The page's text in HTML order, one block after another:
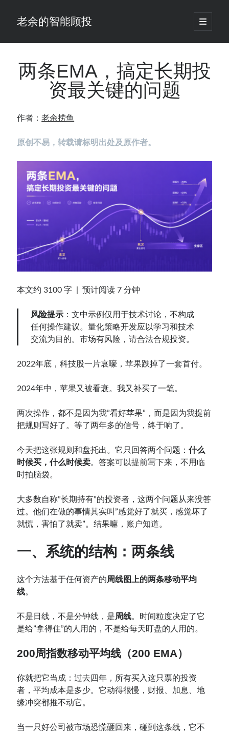
老余的智能顾投
open
primary
Sidebar
最新发表 ：
老余看市：假曙光、核电弹药上膛、AI分化
讲故事
码）
为什么说每年6月底是罗素2000最干净的套利窗口？
我拿Reddit上高赞的趋势策略，认真跑了一遍回测（附代码）
老余看市：长鑫4万亿，A股却蒸发12.4万亿
Contact：
网站备案号：鄂ICP备2024064768号
两条EMA，搞定长期投
资最关键的问题
作者：老余捞鱼
原创不易，转载请标明出处及原作者。
本文约 3100 字 | 预计阅读 7 分钟
风险提示 ：文中示例仅用于技术讨论，不构成
任何操作建议。量化策略开发应以学习和技术
交流为目的。市场有风险，请合法合规投资。
2022年底，科技股一片哀嚎，苹果跌掉了一套首付。
2024年中，苹果又被看衰。我又补买了一笔。
两次操作，都不是因为我”看好苹果”，而是因为我提前
把规则写好了。等了两年多的信号，终于响了。
今天把这张规则和盘托出。它只回答两个问题：什么
时候买，什么时候卖。答案可以提前写下来，不用临
时拍脑袋。
大多数自称”长期持有”的投资者，这两个问题从来没答
过。他们在做的事情其实叫”感觉好了就买，感觉坏了
就慌，害怕了就卖”。结果嘛，账户知道。
一、系统的结构：两条线
这个方法基于任何资产的周线图上的两条移动平均
线。
不是日线，不是分钟线，是周线。时间粒度决定了它
是给”拿得住”的人用的，不是给每天盯盘的人用的。
200周指数移动平均线（200 EMA）
你就把它当成：过去四年，所有买入这只票的投资
者，平均成本是多少。它动得很慢，财报、加息、地
缘冲突都推不动它。
当一只好公司被市场恐慌砸回来，碰到这条线，它不